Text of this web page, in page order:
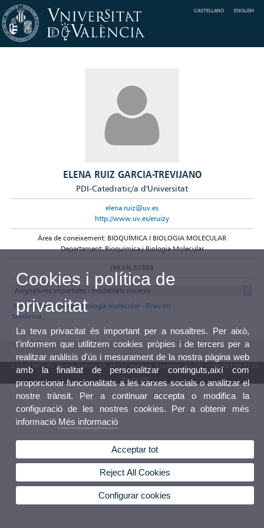
CASTELLANO ENGLISH
ELENA RUIZ GARCIA-TREVIJANO
PDI-Catedratic/a d'Universitat
elena.ruiz@uv.es
http://www.uv.es/eruizy
Àrea de coneixement: BIOQUÍMICA I BIOLOGIA MOLECULAR
Departament: Bioquímica i Biologia Molecular
(9639) 83886
Asignatures impartides i modalitats docents
34447 - Bioquímica y biología molecular - Grau en
Medicina
© 2026 UV. - Av. Blasco Ibáñez, 13. 46010 València. Espanya. Tel. UV: (+34) 963 86 41 00
Bústia UV
Cookies i política de
privacitat
La teva privacitat és important per a nosaltres. Per això,
t'informem que utilitzem cookies pròpies i de tercers per a
realitzar anàlisis d'ús i mesurament de la nostra pàgina web
amb la finalitat de personalitzar continguts,així com
proporcionar funcionalitats a les xarxes socials o analitzar el
nostre trànsit. Per a continuar accepta o modifica la
configuració de les nostres cookies. Per a obtenir més
informació Més informació
Acceptar tot
Reject All Cookies
Configurar cookies